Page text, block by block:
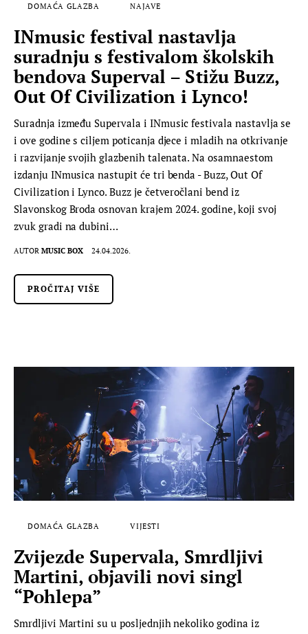
DOMAĆA GLAZBA NAJAVE
INmusic festival nastavlja
suradnju s festivalom školskih
bendova Superval – Stižu Buzz,
Out Of Civilization i Lynco!
Suradnja između Supervala i INmusic festivala nastavlja se
i ove godine s ciljem poticanja djece i mladih na otkrivanje
i razvijanje svojih glazbenih talenata. Na osamnaestom
izdanju INmusica nastupit će tri benda - Buzz, Out Of
Civilization i Lynco. Buzz je četveročlani bend iz
Slavonskog Broda osnovan krajem 2024. godine, koji svoj
zvuk gradi na dubini…
AUTOR MUSIC BOX 24.04.2026.
PROČITAJ VIŠE
DOMAĆA GLAZBA VIJESTI
Zvijezde Supervala, Smrdljivi
Martini, objavili novi singl
“Pohlepa”
Smrdljivi Martini su u posljednjih nekoliko godina iz